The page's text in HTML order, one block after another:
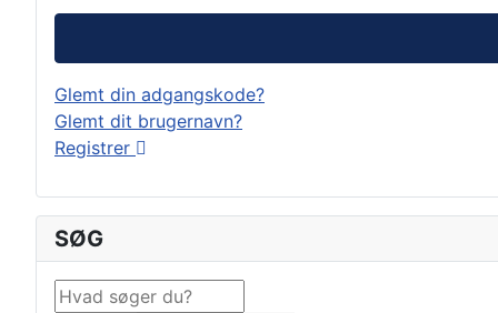
Glemt din adgangskode?
Glemt dit brugernavn?
Registrer
SØG